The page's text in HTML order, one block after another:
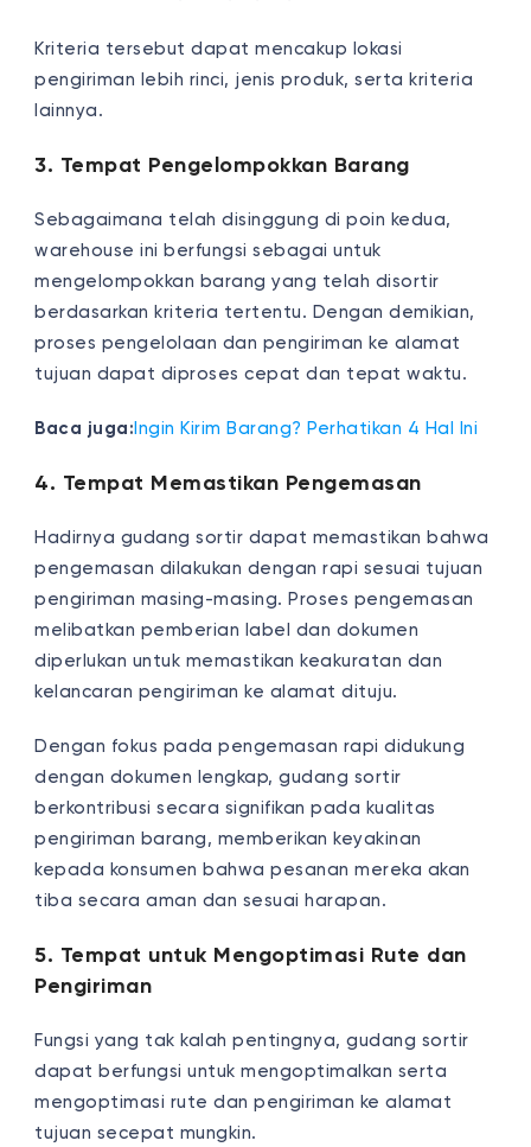
Kriteria tersebut dapat mencakup lokasi
pengiriman lebih rinci, jenis produk, serta kriteria
lainnya.
3. Tempat Pengelompokkan Barang
Sebagaimana telah disinggung di poin kedua,
warehouse ini berfungsi sebagai untuk
mengelompokkan barang yang telah disortir
berdasarkan kriteria tertentu. Dengan demikian,
proses pengelolaan dan pengiriman ke alamat
tujuan dapat diproses cepat dan tepat waktu.
Baca juga: Ingin Kirim Barang? Perhatikan 4 Hal Ini
4. Tempat Memastikan Pengemasan
Hadirnya gudang sortir dapat memastikan bahwa
pengemasan dilakukan dengan rapi sesuai tujuan
pengiriman masing-masing. Proses pengemasan
melibatkan pemberian label dan dokumen
diperlukan untuk memastikan keakuratan dan
kelancaran pengiriman ke alamat dituju.
Dengan fokus pada pengemasan rapi didukung
dengan dokumen lengkap, gudang sortir
berkontribusi secara signifikan pada kualitas
pengiriman barang, memberikan keyakinan
kepada konsumen bahwa pesanan mereka akan
tiba secara aman dan sesuai harapan.
5. Tempat untuk Mengoptimasi Rute dan
Pengiriman
Fungsi yang tak kalah pentingnya, gudang sortir
dapat berfungsi untuk mengoptimalkan serta
mengoptimasi rute dan pengiriman ke alamat
tujuan secepat mungkin.